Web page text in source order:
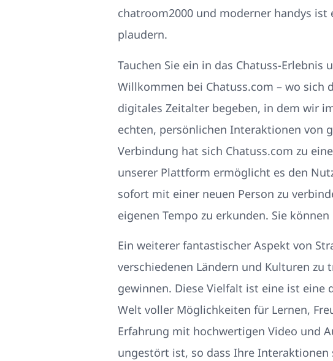
chatroom2000 und moderner handys
plaudern.
Tauchen Sie ein in das Chatuss-
Willkommen bei Chatuss.com – wo
digitales Zeitalter begeben, in dem wir
echten, persönlichen Interaktionen von
Verbindung hat sich Chatuss.com zu
unserer Plattform ermöglicht es den
sofort mit einer neuen Person zu
eigenen Tempo zu erkunden. Sie
Ein weiterer fantastischer Aspekt von
verschiedenen Ländern und Kulturen zu
gewinnen. Diese Vielfalt ist eine ist eine
Welt voller Möglichkeiten für Lernen,
Erfahrung mit hochwertigen Video und
ungestört ist, so dass Ihre